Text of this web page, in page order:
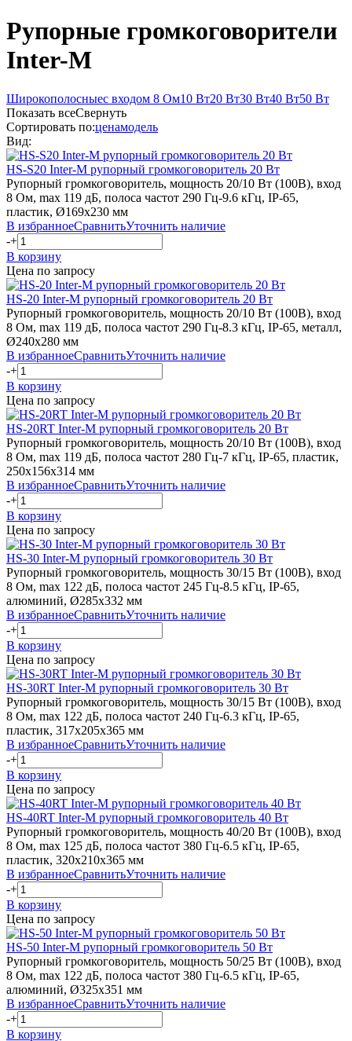
Рупорные громкоговорители
Inter-M
Широкополосныес входом 8 Ом10 Вт20 Вт30 Вт40 Вт50 Вт
Показать всеСвернуть
Сортировать по:ценамодель
Вид:
HS-S20 Inter-M рупорный громкоговоритель 20 Вт
Рупорный громкоговоритель, мощность 20/10 Вт (100В), вход
8 Ом, max 119 дБ, полоса частот 290 Гц-9.6 кГц, IP-65,
пластик, Ø169х230 мм
В избранноеСравнитьУточнить наличие
-+
В корзину
Цена по запросу
HS-20 Inter-M рупорный громкоговоритель 20 Вт
Рупорный громкоговоритель, мощность 20/10 Вт (100В), вход
8 Ом, max 119 дБ, полоса частот 290 Гц-8.3 кГц, IP-65, металл,
Ø240х280 мм
В избранноеСравнитьУточнить наличие
-+
В корзину
Цена по запросу
HS-20RT Inter-M рупорный громкоговоритель 20 Вт
Рупорный громкоговоритель, мощность 20/10 Вт (100В), вход
8 Ом, max 119 дБ, полоса частот 280 Гц-7 кГц, IP-65, пластик,
250х156х314 мм
В избранноеСравнитьУточнить наличие
-+
В корзину
Цена по запросу
HS-30 Inter-M рупорный громкоговоритель 30 Вт
Рупорный громкоговоритель, мощность 30/15 Вт (100В), вход
8 Ом, max 122 дБ, полоса частот 245 Гц-8.5 кГц, IP-65,
алюминий, Ø285х332 мм
В избранноеСравнитьУточнить наличие
-+
В корзину
Цена по запросу
HS-30RT Inter-M рупорный громкоговоритель 30 Вт
Рупорный громкоговоритель, мощность 30/15 Вт (100В), вход
8 Ом, max 122 дБ, полоса частот 240 Гц-6.3 кГц, IP-65,
пластик, 317х205х365 мм
В избранноеСравнитьУточнить наличие
-+
В корзину
Цена по запросу
HS-40RT Inter-M рупорный громкоговоритель 40 Вт
Рупорный громкоговоритель, мощность 40/20 Вт (100В), вход
8 Ом, max 125 дБ, полоса частот 380 Гц-6.5 кГц, IP-65,
пластик, 320х210х365 мм
В избранноеСравнитьУточнить наличие
-+
В корзину
Цена по запросу
HS-50 Inter-M рупорный громкоговоритель 50 Вт
Рупорный громкоговоритель, мощность 50/25 Вт (100В), вход
8 Ом, max 122 дБ, полоса частот 380 Гц-6.5 кГц, IP-65,
алюминий, Ø325х351 мм
В избранноеСравнитьУточнить наличие
-+
В корзину